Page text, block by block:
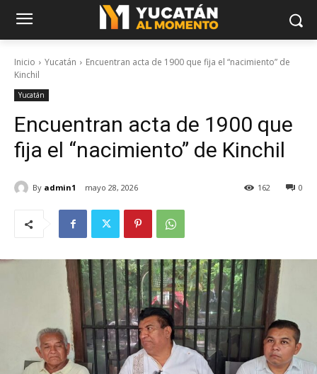
Inicio Yucatán
Encuentran acta de 1900 que fija el “nacimiento” de
Kinchil
Yucatán
Encuentran acta de 1900 que
fija el “nacimiento” de Kinchil
By admin1 mayo 28, 2026 0
162